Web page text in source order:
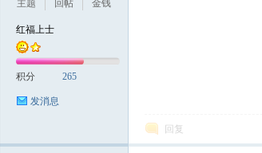
主题
回帖
金钱
红福上士
积分 265
发消息
回复